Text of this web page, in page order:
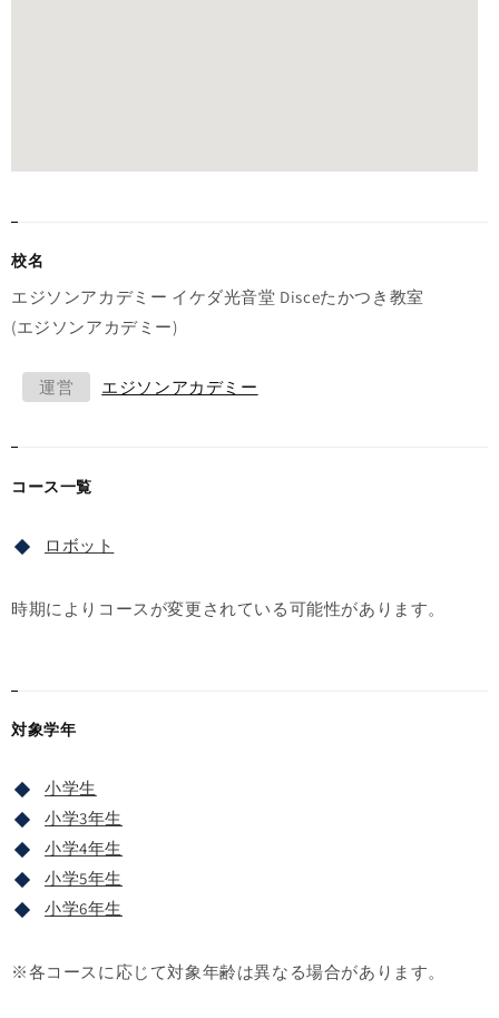
校名
エジソンアカデミー イケダ光音堂 Disceたかつき教室
(エジソンアカデミー)
運営 エジソンアカデミー
コース一覧
ロボット
時期によりコースが変更されている可能性があります。
対象学年
小学生
小学3年生
小学4年生
小学5年生
小学6年生
※各コースに応じて対象年齢は異なる場合があります。